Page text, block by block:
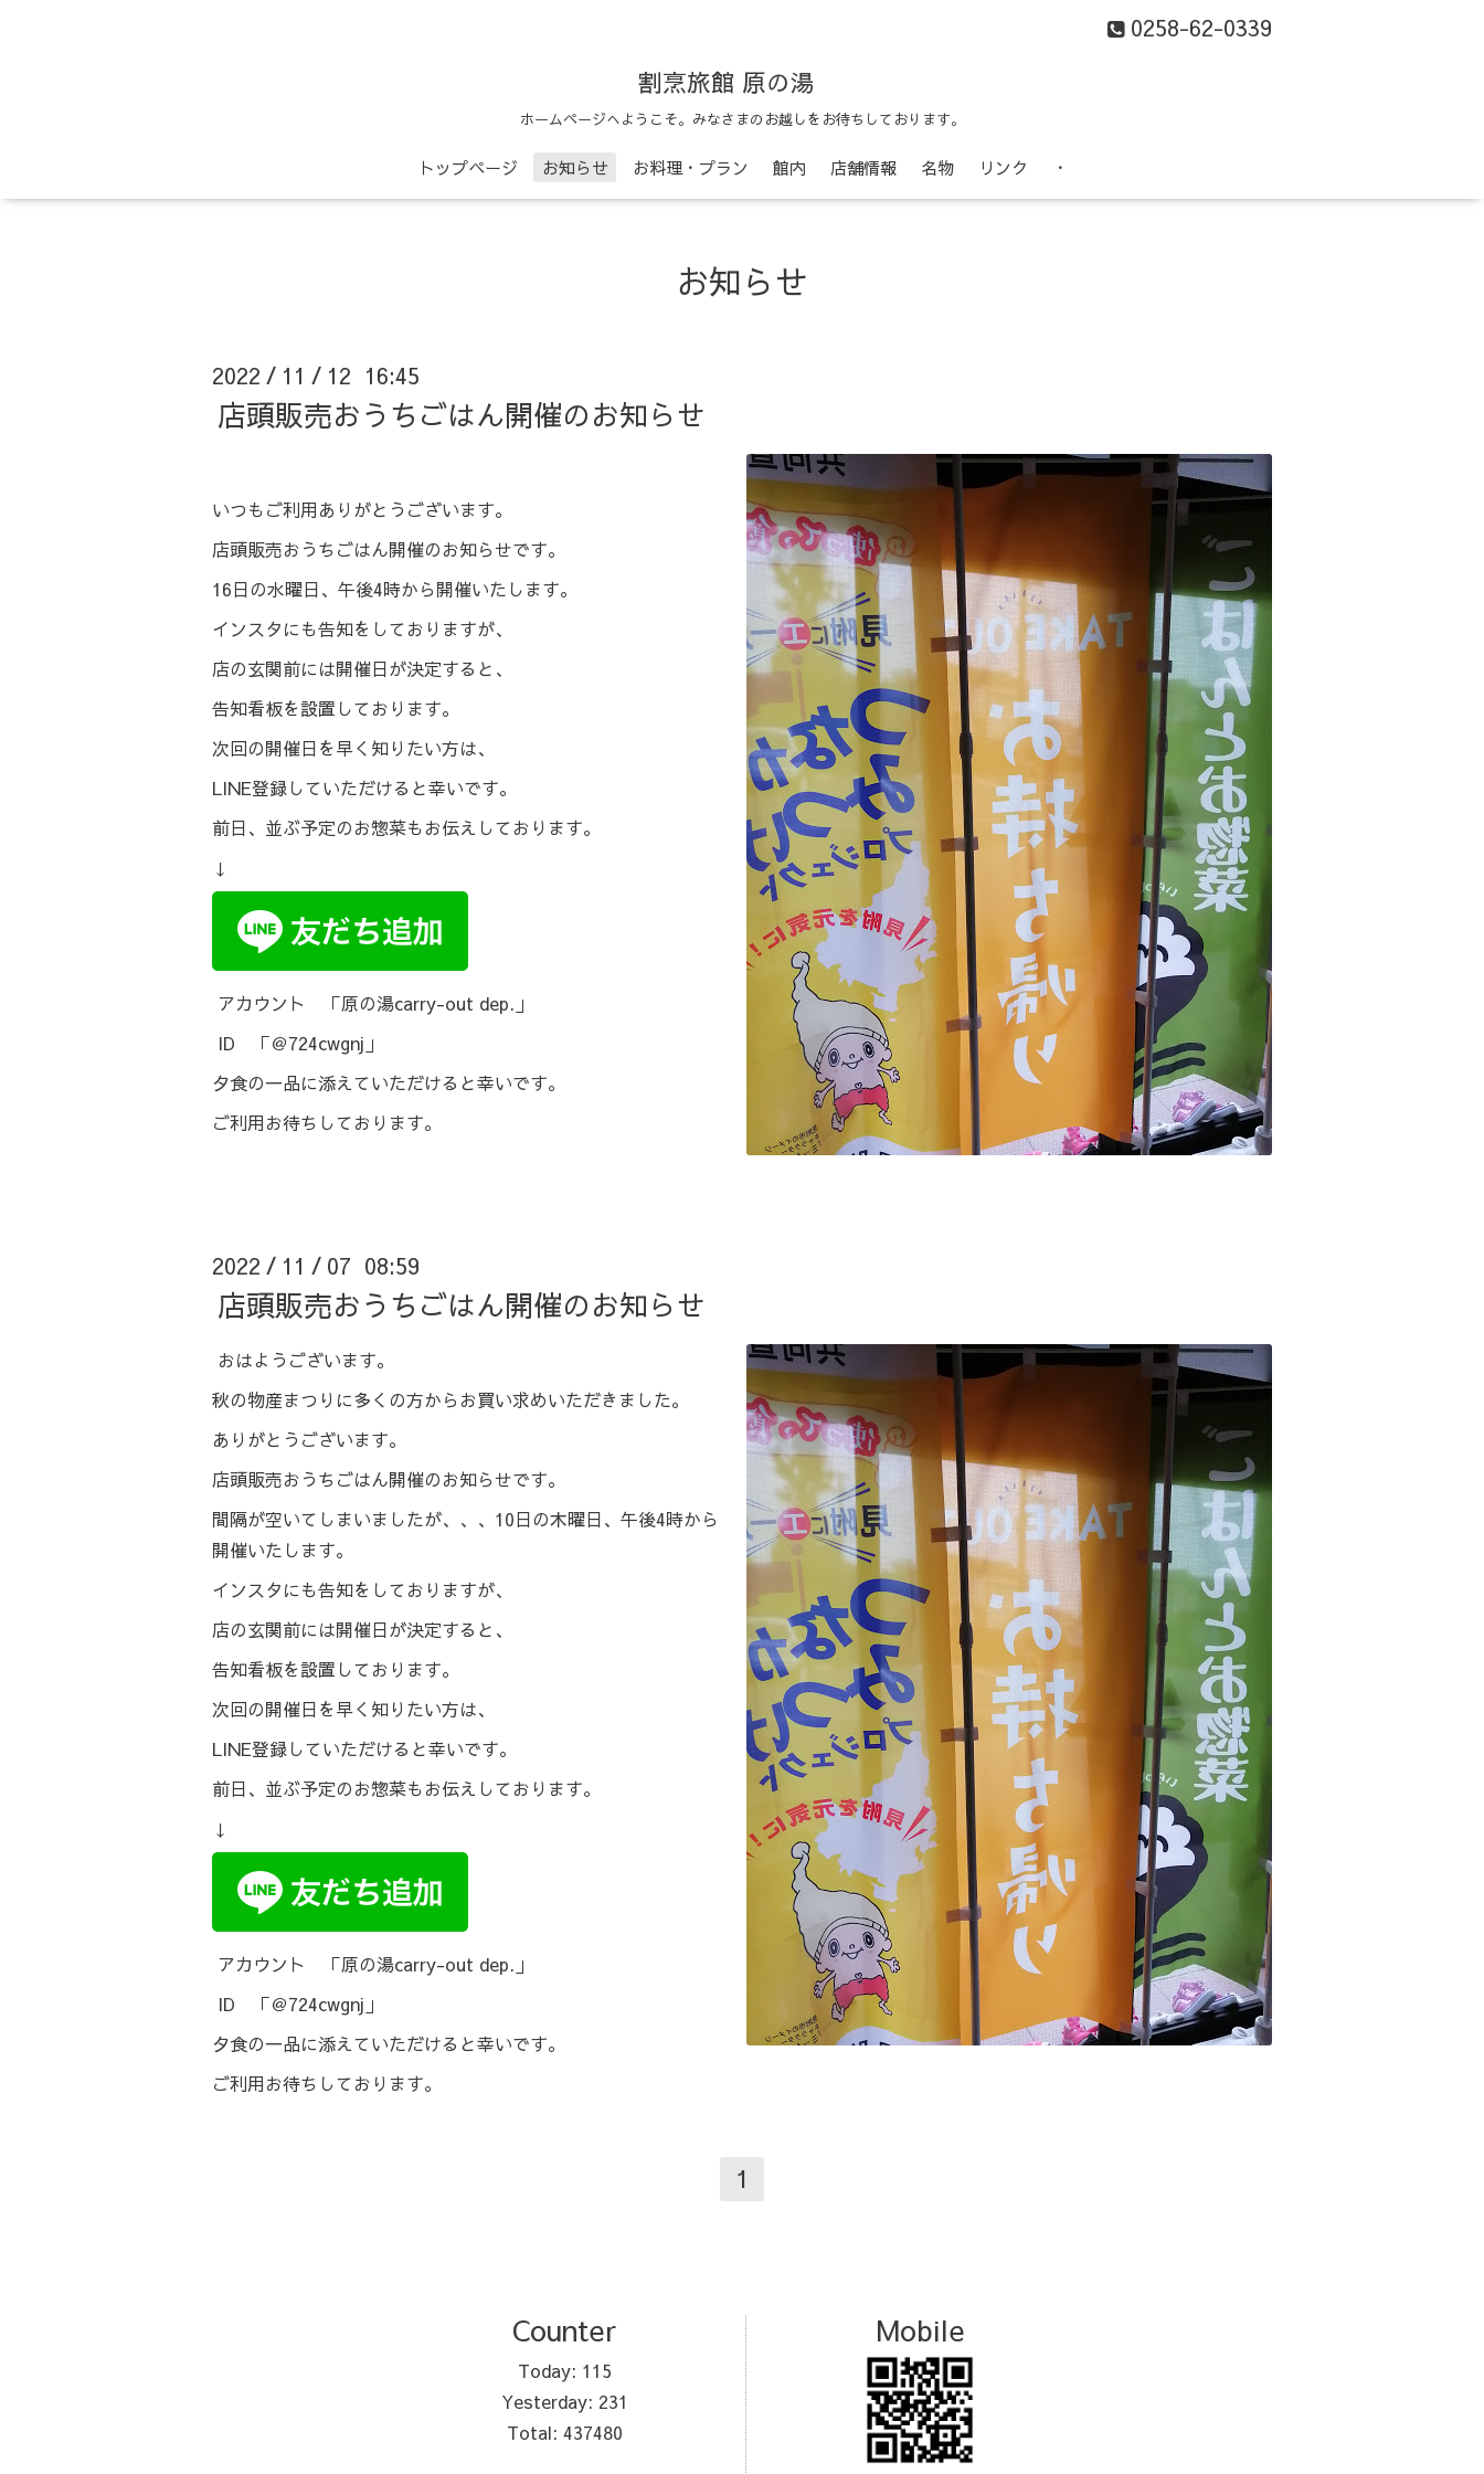
0258-62-0339
割烹旅館 原の湯
ホームページへようこそ。みなさまのお越しをお待ちしております。
トップページ お知らせ お料理・プラン 館内 店舗情報 名物 リンク ・
お知らせ
2022 / 11 / 12 16:45
店頭販売おうちごはん開催のお知らせ
いつもご利用ありがとうございます。
店頭販売おうちごはん開催のお知らせです。
16日の水曜日、午後4時から開催いたします。
インスタにも告知をしておりますが、
店の玄関前には開催日が決定すると、
告知看板を設置しております。
次回の開催日を早く知りたい方は、
LINE登録していただけると幸いです。
前日、並ぶ予定のお惣菜もお伝えしております。
↓
アカウント 「原の湯carry-out dep.」
ID 「＠724cwgnj」
夕食の一品に添えていただけると幸いです。
ご利用お待ちしております。
2022 / 11 / 07 08:59
店頭販売おうちごはん開催のお知らせ
おはようございます。
秋の物産まつりに多くの方からお買い求めいただきました。
ありがとうございます。
店頭販売おうちごはん開催のお知らせです。
間隔が空いてしまいましたが、、、10日の木曜日、午後4時から
開催いたします。
インスタにも告知をしておりますが、
店の玄関前には開催日が決定すると、
告知看板を設置しております。
次回の開催日を早く知りたい方は、
LINE登録していただけると幸いです。
前日、並ぶ予定のお惣菜もお伝えしております。
↓
アカウント 「原の湯carry-out dep.」
ID 「＠724cwgnj」
夕食の一品に添えていただけると幸いです。
ご利用お待ちしております。
1
Counter
Today: 115
Yesterday: 231
Total: 437480
Mobile